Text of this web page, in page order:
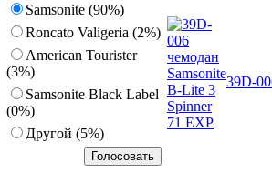
Samsonite (90%)
Roncato Valigeria (2%)
American Tourister
(3%)
Samsonite Black Label
(0%)
Другoй (5%)
39D-